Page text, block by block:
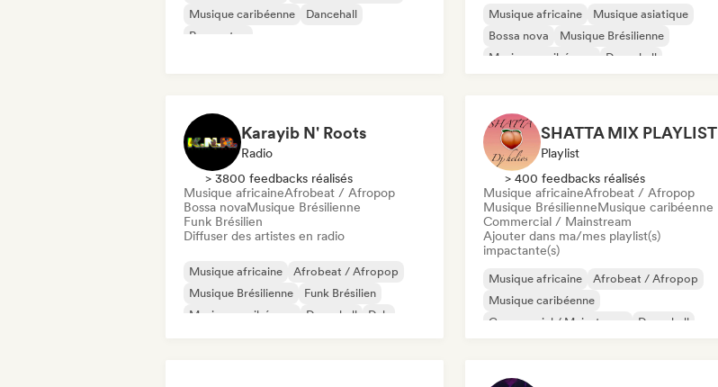
Musique caribéenne
Dancehall
Reggaeton
Musique africaine
Musique asiatique
Bossa nova
Musique Brésilienne
Musique caribéenne
Dancehall
Karayib N' Roots
Radio
> 3800 feedbacks réalisés
Musique africaineAfrobeat / Afropop
Bossa novaMusique Brésilienne
Funk Brésilien
Diffuser des artistes en radio
Musique africaine
Afrobeat / Afropop
Musique Brésilienne
Funk Brésilien
Musique caribéenne
Dancehall
Dub
SHATTA MIX PLAYLIST
Playlist
> 400 feedbacks réalisés
Musique africaineAfrobeat / Afropop
Musique BrésilienneMusique caribéenne
Commercial / Mainstream
Ajouter dans ma/mes playlist(s)
impactante(s)
Musique africaine
Afrobeat / Afropop
Musique caribéenne
Commercial / Mainstream
Dancehall